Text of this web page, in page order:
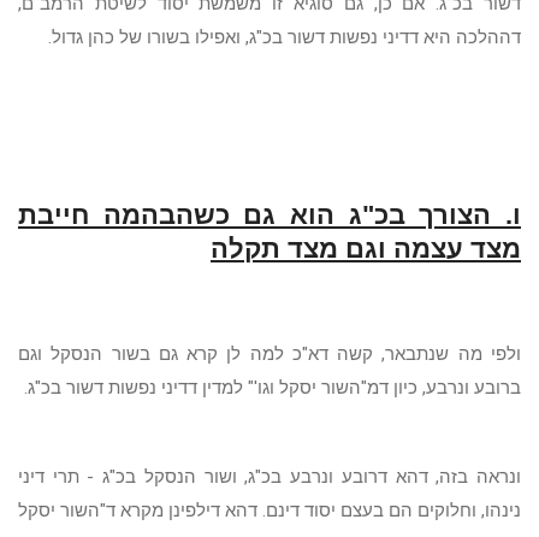
דההלכה היא דדיני נפשות דשור בכ"ג, ואפילו בשורו של כהן גדול.
ו. הצורך בכ"ג הוא גם כשהבהמה חייבת
מצד עצמה וגם מצד תקלה
ולפי מה שנתבאר, קשה דא"כ למה לן קרא גם בשור הנסקל וגם
ברובע ונרבע, כיון דמ"השור יסקל וגו'" למדין דדיני נפשות דשור בכ"ג.
ונראה בזה, דהא דרובע ונרבע בכ"ג, ושור הנסקל בכ"ג - תרי דיני
נינהו, וחלוקים הם בעצם יסוד דינם. דהא דילפינן מקרא ד"השור יסקל